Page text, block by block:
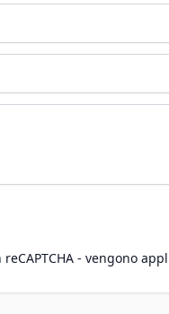
- vengono